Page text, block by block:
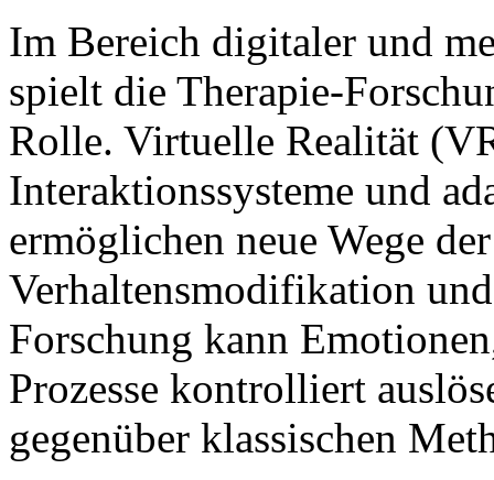
Im Bereich digitaler und
spielt die Therapie-
Rolle. Virtuelle Realität
Interaktionssysteme und
ermöglichen neue Wege
Verhaltensmodifikation
Forschung kann
Prozesse kontrolliert
gegenüber klassischen